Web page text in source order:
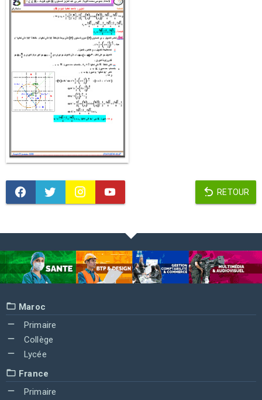
RETOUR
Maroc
Primaire
Collège
Lycée
France
Primaire